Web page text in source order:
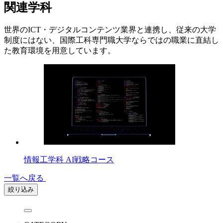
関連学科
世界のICT・デジタルコンテンツ業界と連携し、従来の大学
制度にはない、国際工科専門職大学ならではの職業に直結し
た教育環境を用意しています。
情報工学科 AI戦略コース
一覧へ戻る
絞り込み